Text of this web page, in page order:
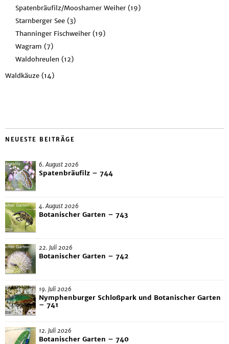
Spatenbräufilz/Mooshamer Weiher (19)
Starnberger See (3)
Thanninger Fischweiher (19)
Wagram (7)
Waldohreulen (12)
Waldkäuze (14)
NEUESTE BEITRÄGE
6. August 2026
Spatenbräufilz – 744
4. August 2026
Botanischer Garten – 743
22. Juli 2026
Botanischer Garten – 742
19. Juli 2026
Nymphenburger Schloßpark und Botanischer Garten
– 741
12. Juli 2026
Botanischer Garten – 740